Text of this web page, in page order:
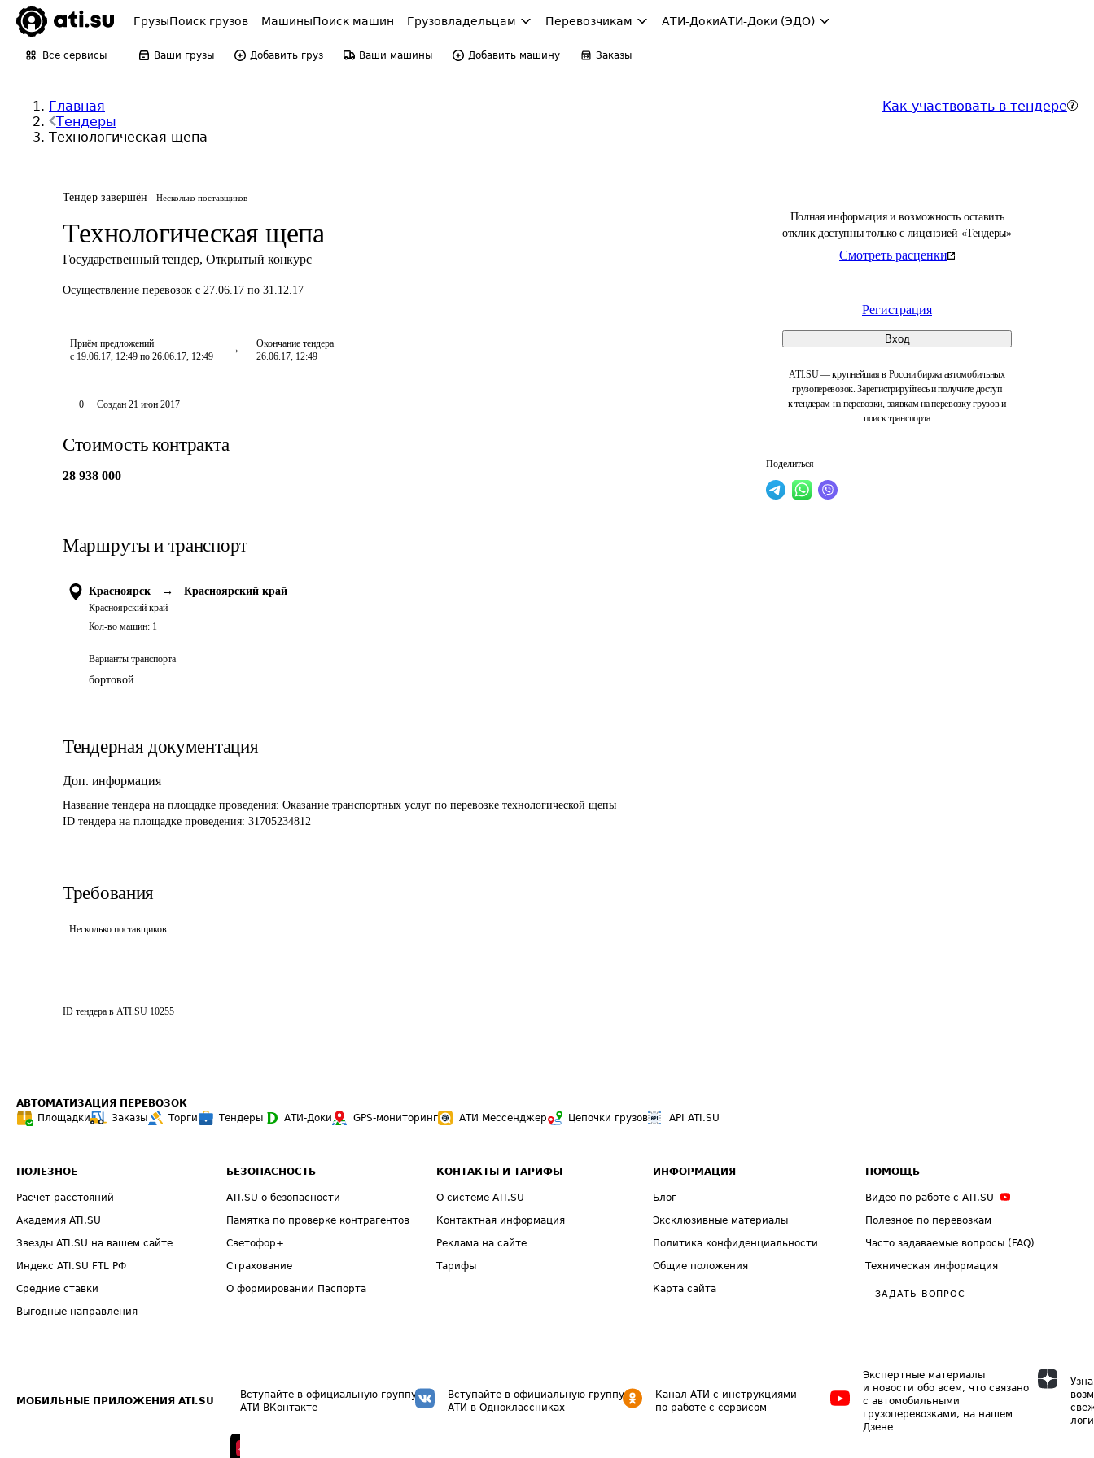
ГрузыПоиск грузов МашиныПоиск машин Грузовладельцам Перевозчикам АТИ-ДокиАТИ-Доки (ЭДО)
Все сервисы Ваши грузы Добавить груз Ваши машины Добавить машину Заказы
Главная
Тендеры
Технологическая щепа
Как участвовать в тендере
Тендер завершён Несколько поставщиков
Технологическая щепа
Государственный тендер, Открытый конкурс
Осуществление перевозок с 27.06.17 по 31.12.17
Приём предложений
с 19.06.17, 12:49 по 26.06.17, 12:49
Окончание тендера
26.06.17, 12:49
Полная информация и возможность оставить
отклик доступны только с лицензией «Тендеры»
Смотреть расценки
Регистрация
Вход
ATI.SU — крупнейшая в России биржа автомобильных
грузоперевозок. Зарегистрируйтесь и получите доступ
к тендерам на перевозки, заявкам на перевозку грузов и
поиск транспорта
Поделиться
0 Создан 21 июн 2017
Стоимость контракта
28 938 000
Маршруты и транспорт
Красноярск →
Красноярский край
Красноярский край
Кол-во машин: 1
Варианты транспорта
бортовой
Тендерная документация
Доп. информация
Название тендера на площадке проведения: Оказание транспортных услуг по перевозке технологической щепы
ID тендера на площадке проведения: 31705234812
Требования
Несколько поставщиков
ID тендера в ATI.SU 10255
АВТОМАТИЗАЦИЯ ПЕРЕВОЗОК
Площадки
Заказы Торги Тендеры АТИ-Доки GPS-мониторинг АТИ Мессенджер Цепочки грузов API ATI.SU
ПОЛЕЗНОЕ
Расчет расстояний
Академия ATI.SU
Звезды ATI.SU на вашем сайте
Индекс ATI.SU FTL РФ
Средние ставки
Выгодные направления
БЕЗОПАСНОСТЬ
ATI.SU о безопасности
Памятка по проверке контрагентов
Светофор+
Страхование
О формировании Паспорта
КОНТАКТЫ И ТАРИФЫ
О системе ATI.SU
Контактная информация
Реклама на сайте
Тарифы
ИНФОРМАЦИЯ
Блог
Эксклюзивные материалы
Политика конфиденциальности
Общие положения
Карта сайта
ПОМОЩЬ
Видео по работе с ATI.SU
Полезное по перевозкам
Часто задаваемые вопросы (FAQ)
Техническая информация
ЗАДАТЬ ВОПРОС
МОБИЛЬНЫЕ ПРИЛОЖЕНИЯ ATI.SU
Вступайте в официальную группу
АТИ ВКонтакте
Вступайте в официальную группу
АТИ в Одноклассниках
Канал АТИ с инструкциями
по работе с сервисом
Экспертные материалы
и новости обо всем, что связано
с автомобильными
грузоперевозками, на нашем
Дзене